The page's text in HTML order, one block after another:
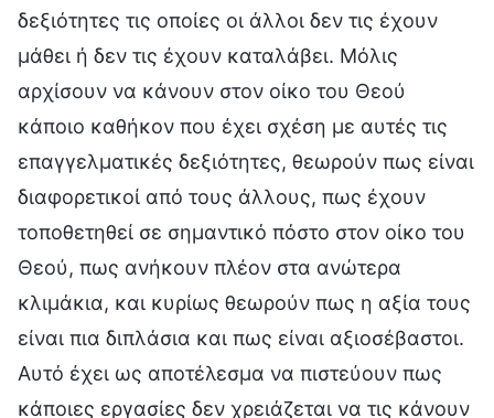
δεξιότητες τις οποίες οι άλλοι δεν τις έχουν
μάθει ή δεν τις έχουν καταλάβει. Μόλις
αρχίσουν να κάνουν στον οίκο του Θεού
κάποιο καθήκον που έχει σχέση με αυτές τις
επαγγελματικές δεξιότητες, θεωρούν πως είναι
διαφορετικοί από τους άλλους, πως έχουν
τοποθετηθεί σε σημαντικό πόστο στον οίκο του
Θεού, πως ανήκουν πλέον στα ανώτερα
κλιμάκια, και κυρίως θεωρούν πως η αξία τους
είναι πια διπλάσια και πως είναι αξιοσέβαστοι.
Αυτό έχει ως αποτέλεσμα να πιστεύουν πως
κάποιες εργασίες δεν χρειάζεται να τις κάνουν